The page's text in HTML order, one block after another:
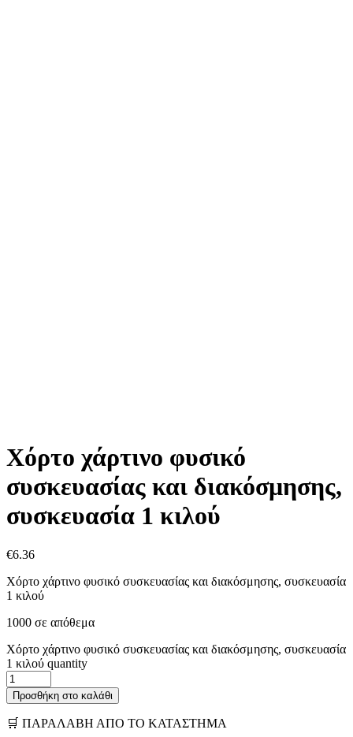
Χόρτο χάρτινο φυσικό
συσκευασίας και διακόσμησης,
συσκευασία 1 κιλού
€6.36
Χόρτο χάρτινο φυσικό συσκευασίας και διακόσμησης, συσκευασία
1 κιλού
1000 σε απόθεμα
Χόρτο χάρτινο φυσικό συσκευασίας και διακόσμησης, συσκευασία
1 κιλού quantity
Προσθήκη στο καλάθι
🛒 ΠΑΡΑΛΑΒΗ ΑΠΟ ΤΟ ΚΑΤΑΣΤΗΜΑ